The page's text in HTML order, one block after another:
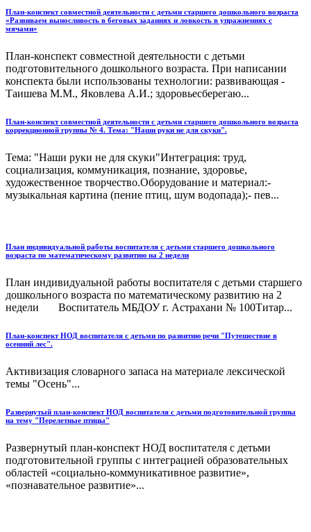
План-конспект совместной деятельности с детьми старшего дошкольного возраста
«Развиваем выносливость в беговых заданиях и ловкость в упражнениях с
мячами»
План-конспект совместной деятельности с детьми
подготовительного дошкольного возраста. При написании
конспекта были использованы технологии: развивающая -
Таишева М.М., Яковлева А.И.; здоровьесберегаю...
План-конспект совместной деятельности с детьми старшего дошкольного возраста
коррекционной группы № 4. Тема: "Наши руки не для скуки".
Тема: "Наши руки не для скуки"Интеграция: труд,
социализация, коммуникация, познание, здоровье,
художественное творчество.Оборудование и материал:-
музыкальная картина (пение птиц, шум водопада);- пев...
План индивидуальной работы воспитателя с детьми старшего дошкольного
возраста по математическому развитию на 2 недели
План индивидуальной работы воспитателя с детьми старшего
дошкольного возраста по математическому развитию на 2
недели Воспитатель МБДОУ г. Астрахани № 100Титар...
План-конспект НОД воспитателя с детьми по развитию речи "Путешествие в
осенний лес".
Активизация словарного запаса на материале лексической
темы "Осень"...
Развернутый план-конспект НОД воспитателя с детьми подготовительной группы
на тему "Перелетные птицы"
Развернутый план-конспект НОД воспитателя с детьми
подготовительной группы с интеграцией образовательных
областей «социально-коммуникативное развитие»,
«познавательное развитие»...